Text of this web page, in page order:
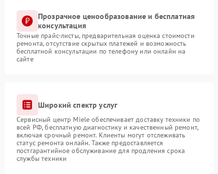
Прозрачное ценообразование и бесплатная
консультация
Точные прайс-листы, предварительная оценка стоимости
ремонта, отсутствие скрытых платежей и возможность
бесплатной консультации по телефону или онлайн на
сайте
Широкий спектр услуг
Сервисный центр Miele обеспечивает доставку техники по
всей РФ, бесплатную диагностику и качественный ремонт,
включая срочный ремонт. Клиенты могут отслеживать
статус ремонта онлайн. Также предоставляется
постгарантийное обслуживание для продления срока
службы техники